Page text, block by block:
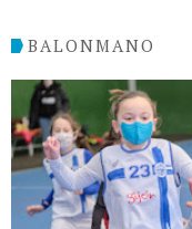
BALONMANO